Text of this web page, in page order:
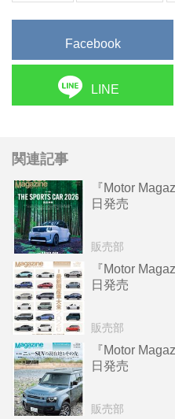
Facebook
LINE
関連記事
『Motor
日発売
販売部
『Motor
日発売
販売部
『Motor
日発売
販売部